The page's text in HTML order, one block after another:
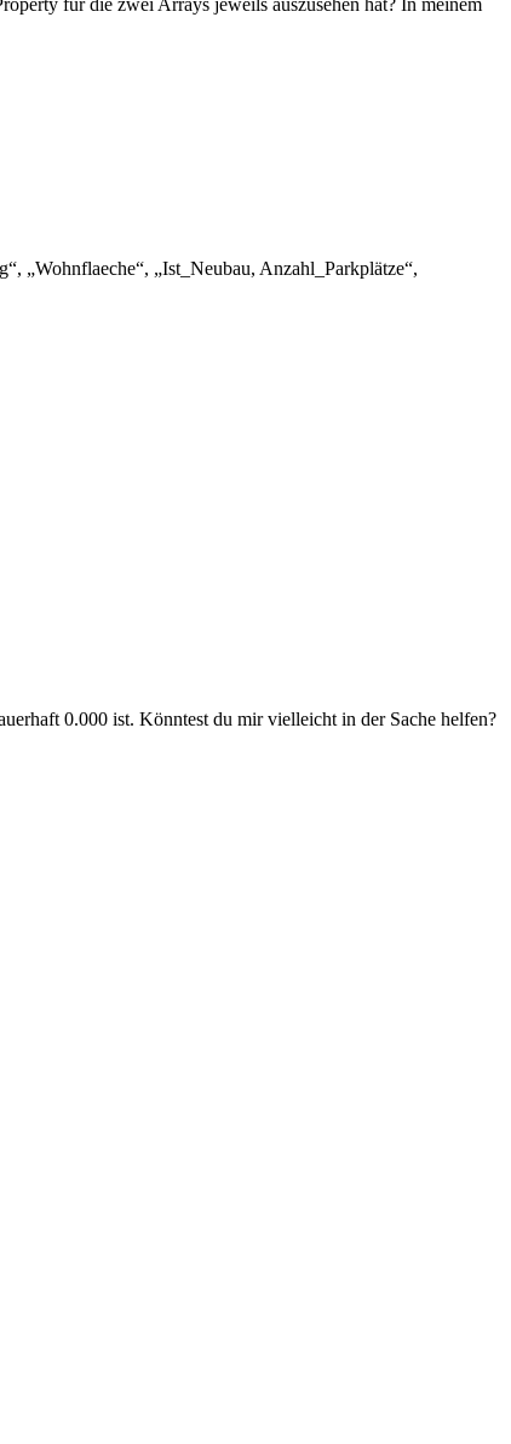
„Wohnflaeche“, „Ist_Neubau, Anzahl_Parkplätze“,
0.000 ist. Könntest du mir vielleicht in der Sache helfen?